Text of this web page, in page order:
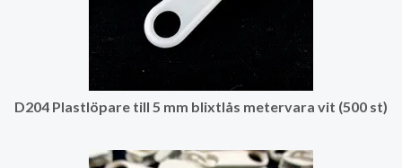
D204 Plastlöpare till 5 mm blixtlås metervara vit (500 st)